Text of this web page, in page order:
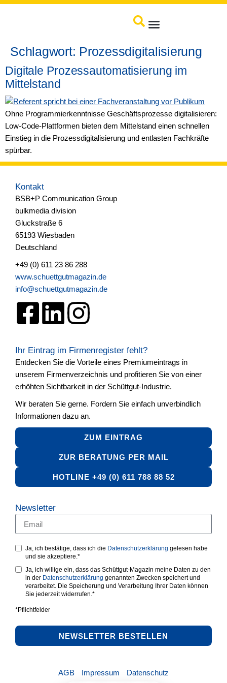
Schlagwort: Prozessdigitalisierung
Digitale Prozessautomatisierung im
Mittelstand
Ohne Programmierkenntnisse Geschäftsprozesse digitalisieren:
Low-Code-Plattformen bieten dem Mittelstand einen schnellen
Einstieg in die Prozessdigitalisierung und entlasten Fachkräfte
spürbar.
Kontakt
BSB+P Communication Group
bulkmedia division
Gluckstraße 6
65193 Wiesbaden
Deutschland
+49 (0) 611 23 86 288
www.schuettgutmagazin.de
info@schuettgutmagazin.de
Ihr Eintrag im Firmenregister fehlt?
Entdecken Sie die Vorteile eines Premiumeintrags in
unserem Firmenverzeichnis und profitieren Sie von einer
erhöhten Sichtbarkeit in der Schüttgut-Industrie.
Wir beraten Sie gerne. Fordern Sie einfach unverbindlich
Informationen dazu an.
ZUM EINTRAG
ZUR BERATUNG PER MAIL
HOTLINE +49 (0) 611 788 88 52
Newsletter
Ja, ich bestätige, dass ich die Datenschutzerklärung gelesen habe
und sie akzeptiere.*
Ja, ich willige ein, dass das Schüttgut-Magazin meine Daten zu den
in der Datenschutzerklärung genannten Zwecken speichert und
verarbeitet. Die Speicherung und Verarbeitung Ihrer Daten können
Sie jederzeit widerrufen.*
*Pflichtfelder
NEWSLETTER BESTELLEN
AGB Impressum Datenschutz